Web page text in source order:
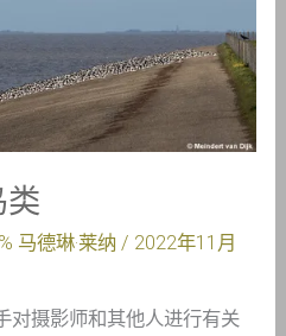
类
马德琳·莱纳/ 2022年11月
对摄影师和其他人进行有关